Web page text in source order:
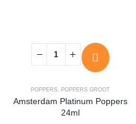
POPPERS, POPPERS GROOT
Amsterdam Platinum Poppers
24ml